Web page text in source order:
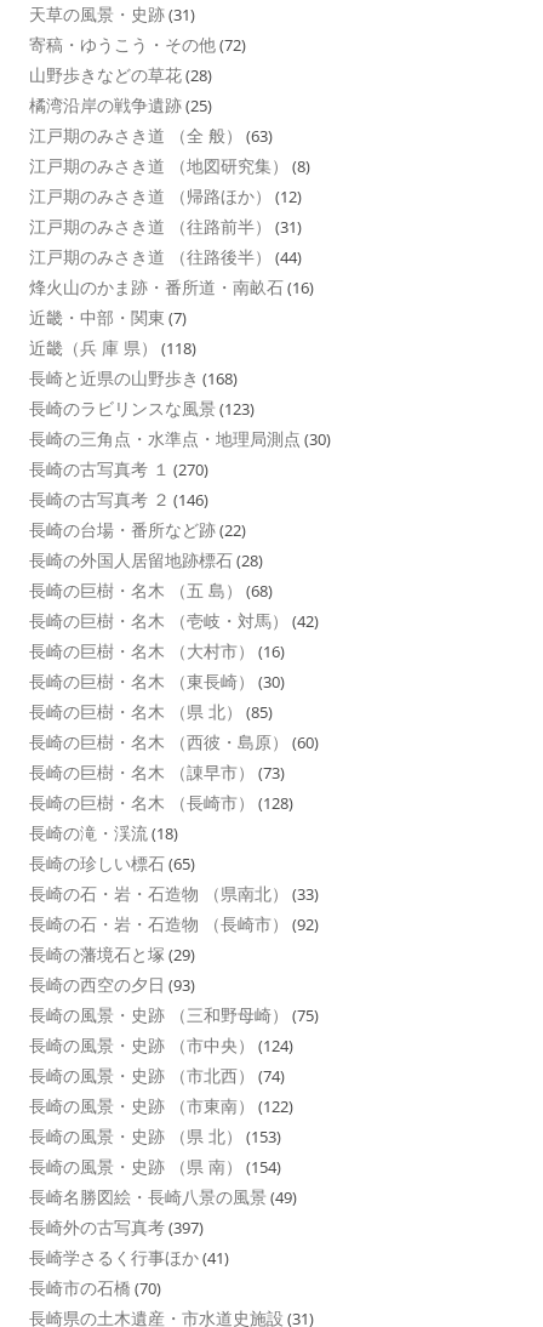
天草の風景・史跡(31)
寄稿・ゆうこう・その他(72)
山野歩きなどの草花(28)
橘湾沿岸の戦争遺跡(25)
江戸期のみさき道 （全 般） (63)
江戸期のみさき道 （地図研究集） (8)
江戸期のみさき道 （帰路ほか） (12)
江戸期のみさき道 （往路前半） (31)
江戸期のみさき道 （往路後半） (44)
烽火山のかま跡・番所道・南畝石(16)
近畿・中部・関東 (7)
近畿（兵 庫 県） (118)
長崎と近県の山野歩き (168)
長崎のラビリンスな風景 (123)
長崎の三角点・水準点・地理局測点 (30)
長崎の古写真考 １ (270)
長崎の古写真考 ２ (146)
長崎の台場・番所など跡(22)
長崎の外国人居留地跡標石(28)
長崎の巨樹・名木 （五 島） (68)
長崎の巨樹・名木 （壱岐・対馬） (42)
長崎の巨樹・名木 （大村市） (16)
長崎の巨樹・名木 （東長崎） (30)
長崎の巨樹・名木 （県 北） (85)
長崎の巨樹・名木 （西彼・島原） (60)
長崎の巨樹・名木 （諌早市） (73)
長崎の巨樹・名木 （長崎市） (128)
長崎の滝・渓流(18)
長崎の珍しい標石(65)
長崎の石・岩・石造物 （県南北） (33)
長崎の石・岩・石造物 （長崎市） (92)
長崎の藩境石と塚 (29)
長崎の西空の夕日 (93)
長崎の風景・史跡 （三和野母崎） (75)
長崎の風景・史跡 （市中央） (124)
長崎の風景・史跡 （市北西） (74)
長崎の風景・史跡 （市東南） (122)
長崎の風景・史跡 （県 北） (153)
長崎の風景・史跡 （県 南） (154)
長崎名勝図絵・長崎八景の風景 (49)
長崎外の古写真考(397)
長崎学さるく行事ほか(41)
長崎市の石橋 (70)
長崎県の土木遺産・市水道史施設 (31)